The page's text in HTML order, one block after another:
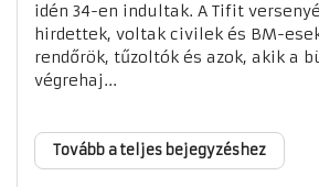
idén 34-en indultak. A Tifit
hirdettek, voltak civilek és BM-
rendőrök, tűzoltók és azok, akik a
végrehaj...
Tovább a teljes bejegyzéshez